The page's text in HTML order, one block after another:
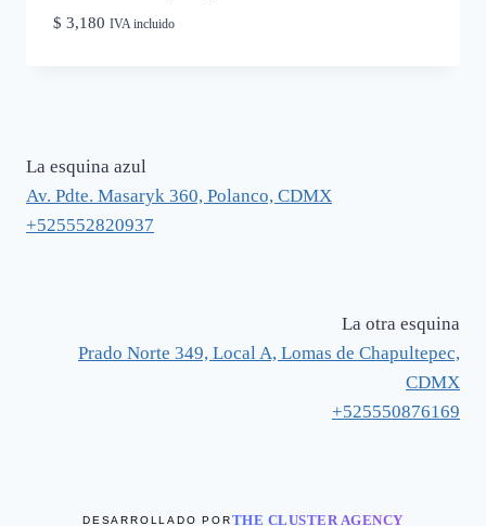
$ 3,180 IVA incluido
La esquina azul
Av. Pdte. Masaryk 360, Polanco, CDMX
+525552820937
La otra esquina
Prado Norte 349, Local A, Lomas de Chapultepec,
CDMX
+525550876169
DESARROLLADO PORTHE CLUSTER AGENCY